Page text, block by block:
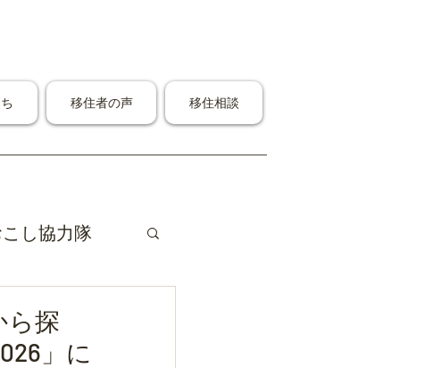
移住者の声 移住相談
し協力隊
ら探
」に